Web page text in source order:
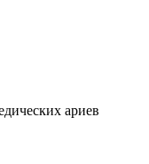
ариев